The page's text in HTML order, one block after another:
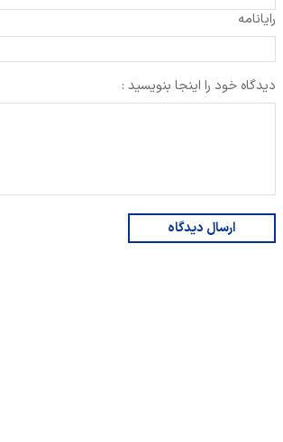
رایانامه
دیدگاه خود را اینجا بنویسید :
ارسال دیدگاه